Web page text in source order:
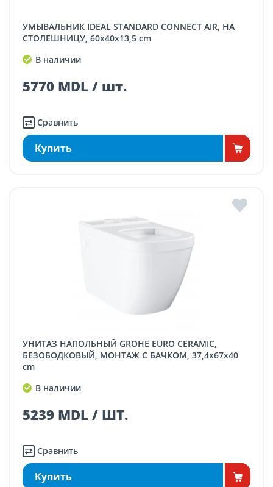
УМЫВАЛЬНИК IDEAL STANDARD CONNECT AIR, НА
СТОЛЕШНИЦУ, 60x40x13,5 cm
В наличии
5770 MDL / шт.
Сравнить
Купить
УНИТАЗ НАПОЛЬНЫЙ GROHE EURO CERAMIC,
БЕЗОБОДКОВЫЙ, МОНТАЖ С БАЧКОМ, 37,4x67x40
cm
В наличии
5239 MDL / ШТ.
Сравнить
Купить